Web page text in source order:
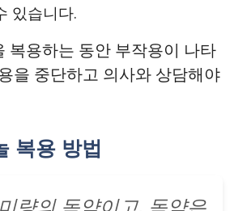
있습니다.
복용하는 동안 부작용이 나타
을 중단하고 의사와 상담해야
복용 방법